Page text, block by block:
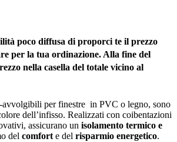
poco diffusa di proporci te il prezzo
per la tua ordinazione. Alla fine del
nella casella del totale vicino al
avvolgibili per finestre in PVC o legno, sono
dell’infisso. Realizzati con coibentazioni
assicurano un isolamento termico e
del comforte del risparmio energetico.